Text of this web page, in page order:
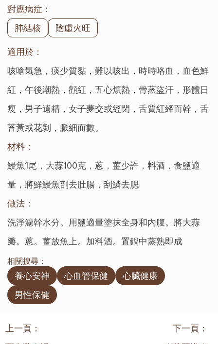
對應病症：
肺結核
陰虛火旺
適用於：
咳嗆氣急，痰少質黏，難以咳出，時時咯血，血色鮮
紅，午後潮熱，顴紅，五心煩熱，骨蒸盜汗，形體日
瘦，男子遺精，女子夢交或經閉，舌質紅絳而幹，舌
苔黃或花剝，脈細而數。
材料：
鰻魚1尾，大蒜100克，蔥，薑少許，料酒，食鹽適
量，將鮮鰻魚剖去肚腸，刮鱗去腮
做法：
洗淨濾幹水分。用鹽適量塗抹全身和內腹。將大蒜
瓣。蔥。薑放魚上。加料酒。置鍋中蒸熟即成
相關搜尋：
養心安神 心血管保健
心臟健康
男性保健
上一頁：
下一頁：